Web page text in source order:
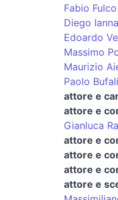
Fabio Fulco
Diego
Edoardo
Massimo
Maurizio
Paolo
attore e
attore e
Gianluca
attore e
attore e
attore e
attore e